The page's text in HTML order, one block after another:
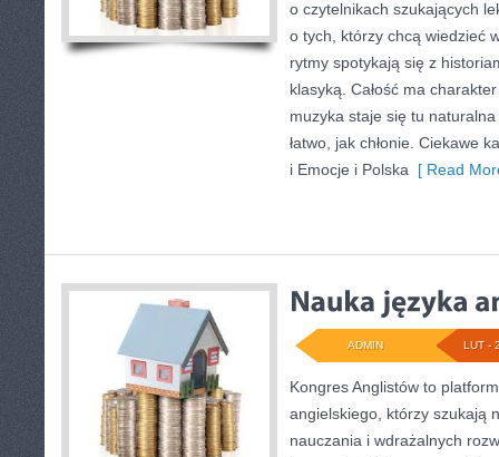
o czytelnikach szukających
o tych, którzy chcą wiedzieć
rytmy spotykają się z
klasyką. Całość ma
muzyka staje się tu
łatwo, jak chłonie. Ciekawe
i Emocje i Polska [ Read
LUT -
ADMIN
Kongres Anglistów to
angielskiego, którzy szukają
nauczania i wdrażalnych